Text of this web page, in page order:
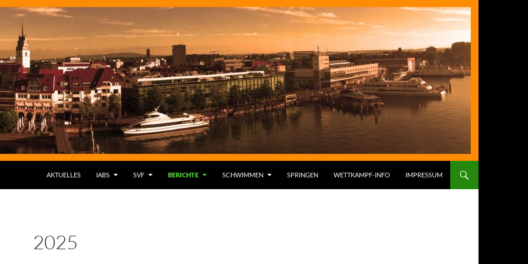
AKTUELLES IABS SVF BERICHTE SCHWIMMEN SPRINGEN WETTKAMPF-INFO IMPRESSUM
2025